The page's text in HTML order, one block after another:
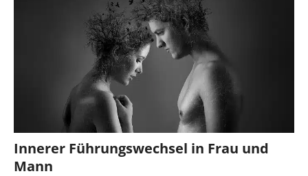
Innerer Führungswechsel in Frau und
Mann